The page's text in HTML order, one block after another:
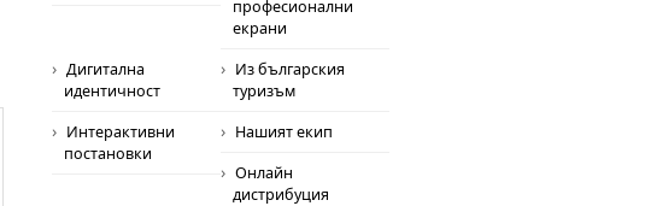
професионални
екрани
Дигитална
идентичност
Из българския
туризъм
Интерактивни
постановки
Нашият екип
Онлайн
дистрибуция